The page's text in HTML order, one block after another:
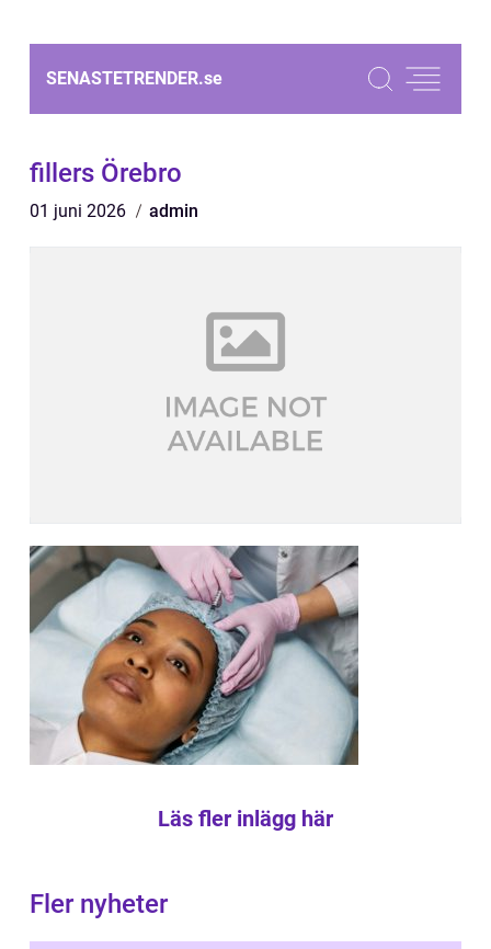
SENASTETRENDER.se
fillers Örebro
01 juni 2026 admin
Läs fler inlägg här
Fler nyheter